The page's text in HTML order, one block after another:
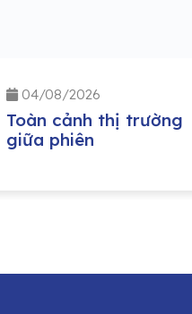
04/08/2026
Toàn cảnh thị trường
giữa phiên